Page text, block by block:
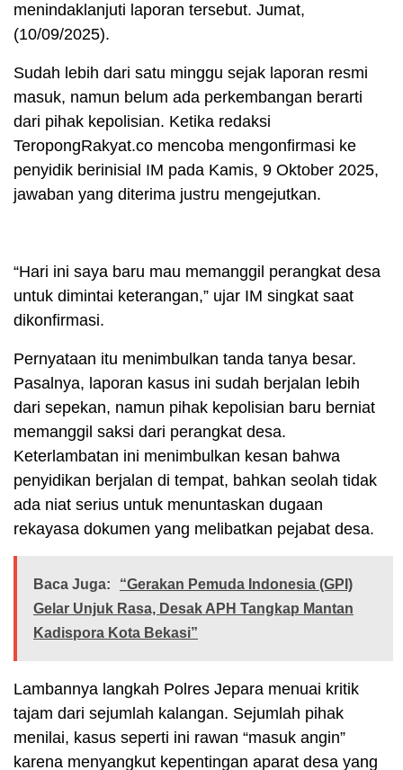
menindaklanjuti laporan tersebut. Jumat,
(10/09/2025).
Sudah lebih dari satu minggu sejak laporan resmi
masuk, namun belum ada perkembangan berarti
dari pihak kepolisian. Ketika redaksi
TeropongRakyat.co mencoba mengonfirmasi ke
penyidik berinisial IM pada Kamis, 9 Oktober 2025,
jawaban yang diterima justru mengejutkan.
“Hari ini saya baru mau memanggil perangkat desa
untuk dimintai keterangan,” ujar IM singkat saat
dikonfirmasi.
Pernyataan itu menimbulkan tanda tanya besar.
Pasalnya, laporan kasus ini sudah berjalan lebih
dari sepekan, namun pihak kepolisian baru berniat
memanggil saksi dari perangkat desa.
Keterlambatan ini menimbulkan kesan bahwa
penyidikan berjalan di tempat, bahkan seolah tidak
ada niat serius untuk menuntaskan dugaan
rekayasa dokumen yang melibatkan pejabat desa.
Baca Juga:
“Gerakan Pemuda Indonesia (GPI)
Gelar Unjuk Rasa, Desak APH Tangkap Mantan
Kadispora Kota Bekasi”
Lambannya langkah Polres Jepara menuai kritik
tajam dari sejumlah kalangan. Sejumlah pihak
menilai, kasus seperti ini rawan “masuk angin”
karena menyangkut kepentingan aparat desa yang